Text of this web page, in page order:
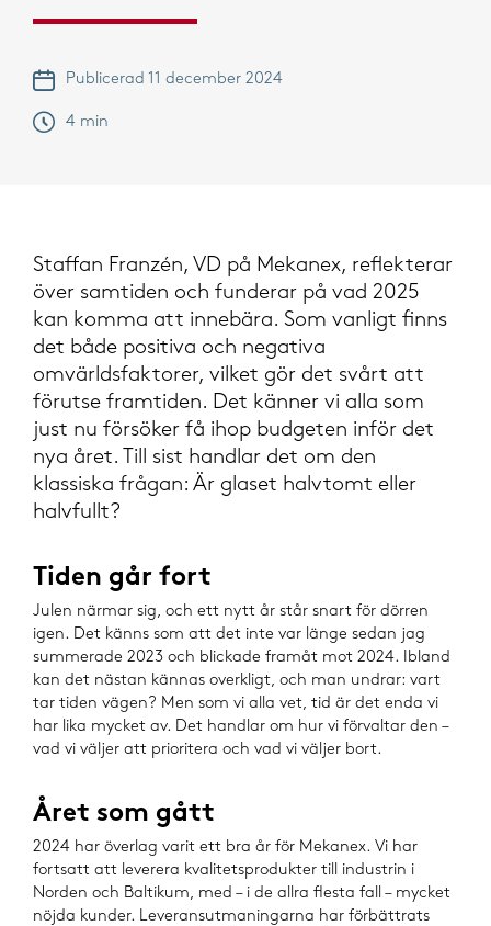
Publicerad 11 december 2024
4 min
Staffan Franzén, VD på Mekanex, reflekterar
över samtiden och funderar på vad 2025
kan komma att innebära. Som vanligt finns
det både positiva och negativa
omvärldsfaktorer, vilket gör det svårt att
förutse framtiden. Det känner vi alla som
just nu försöker få ihop budgeten inför det
nya året. Till sist handlar det om den
klassiska frågan: Är glaset halvtomt eller
halvfullt?
Tiden går fort
Julen närmar sig, och ett nytt år står snart för dörren
igen. Det känns som att det inte var länge sedan jag
summerade 2023 och blickade framåt mot 2024. Ibland
kan det nästan kännas overkligt, och man undrar: vart
tar tiden vägen? Men som vi alla vet, tid är det enda vi
har lika mycket av. Det handlar om hur vi förvaltar den –
vad vi väljer att prioritera och vad vi väljer bort.
Året som gått
2024 har överlag varit ett bra år för Mekanex. Vi har
fortsatt att leverera kvalitetsprodukter till industrin i
Norden och Baltikum, med – i de allra flesta fall – mycket
nöjda kunder. Leveransutmaningarna har förbättrats